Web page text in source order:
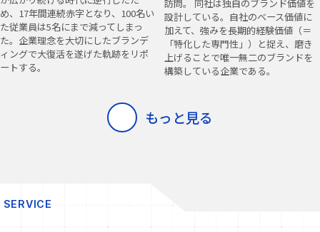
め、17年間連続赤字となり、100名い
た従業員は5名にまで減ってしまっ
た。企業理念を大切にしたブランデ
ィングで大復活を遂げた軌跡をリポ
ートする。
訪問。 同社は独自のブランド価値を
設計している。自社のベース価値に
加えて、強みを長期的経験価値（＝
「特化した専門性」）と捉え、磨き
上げることで唯一無二のブランドを
構築している企業である。
もっと見る
SERVICE